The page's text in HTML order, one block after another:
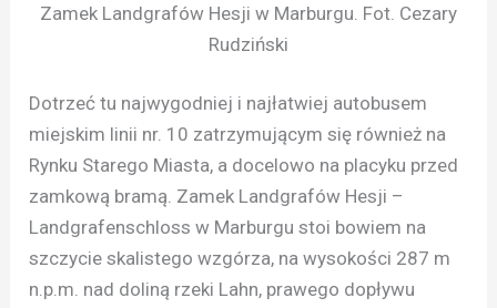
Zamek Landgrafów Hesji w Marburgu. Fot. Cezary
Rudziński
Dotrzeć tu najwygodniej i najłatwiej autobusem
miejskim linii nr. 10 zatrzymującym się również na
Rynku Starego Miasta, a docelowo na placyku przed
zamkową bramą. Zamek Landgrafów Hesji –
Landgrafenschloss w Marburgu stoi bowiem na
szczycie skalistego wzgórza, na wysokości 287 m
n.p.m. nad doliną rzeki Lahn, prawego dopływu